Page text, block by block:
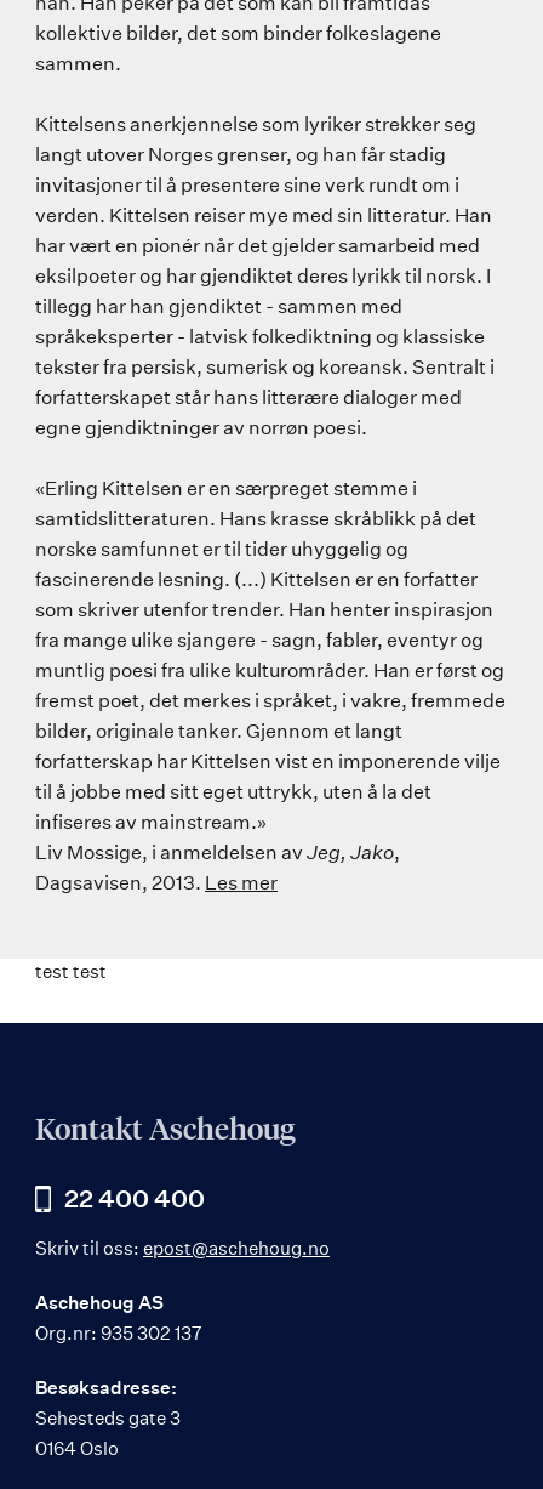
kollektive bilder, det som binder folkeslagene
sammen.
Kittelsens anerkjennelse som lyriker strekker seg
langt utover Norges grenser, og han får stadig
invitasjoner til å presentere sine verk rundt om i
verden. Kittelsen reiser mye med sin litteratur. Han
har vært en pionér når det gjelder samarbeid med
eksilpoeter og har gjendiktet deres lyrikk til norsk. I
tillegg har han gjendiktet - sammen med
språkeksperter - latvisk folkediktning og klassiske
tekster fra persisk, sumerisk og koreansk. Sentralt i
forfatterskapet står hans litterære dialoger med
egne gjendiktninger av norrøn poesi.
«Erling Kittelsen er en særpreget stemme i
samtidslitteraturen. Hans krasse skråblikk på det
norske samfunnet er til tider uhyggelig og
fascinerende lesning. (...) Kittelsen er en forfatter
som skriver utenfor trender. Han henter inspirasjon
fra mange ulike sjangere - sagn, fabler, eventyr og
muntlig poesi fra ulike kulturområder. Han er først og
fremst poet, det merkes i språket, i vakre, fremmede
bilder, originale tanker. Gjennom et langt
forfatterskap har Kittelsen vist en imponerende vilje
til å jobbe med sitt eget uttrykk, uten å la det
infiseres av mainstream.»
Liv Mossige, i anmeldelsen av Jeg, Jako,
Dagsavisen, 2013. Les mer
test test
Kontakt Aschehoug
22 400 400
Skriv til oss: epost@aschehoug.no
Aschehoug AS
Org.nr: 935 302 137
Besøksadresse:
Sehesteds gate 3
0164 Oslo